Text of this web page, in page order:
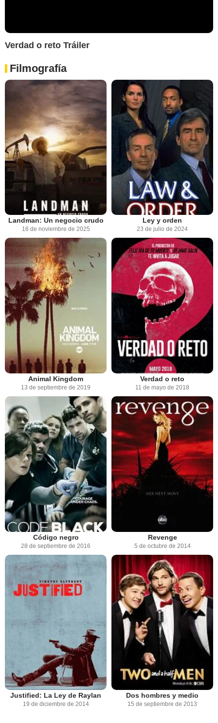
Verdad o reto Tráiler
Filmografía
Landman: Un negocio crudo
16 de noviembre de 2025
Ley y orden
23 de julio de 2024
Animal Kingdom
13 de septiembre de 2019
Verdad o reto
11 de mayo de 2018
Código negro
28 de septiembre de 2016
Revenge
5 de octubre de 2014
Justified: La Ley de Raylan
19 de diciembre de 2014
Dos hombres y medio
15 de septiembre de 2013